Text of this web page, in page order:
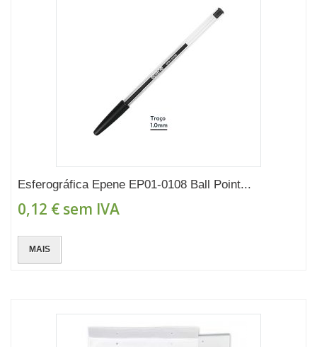
Esferográfica Epene EP01-0108 Ball Point...
0,12 € sem IVA
MAIS